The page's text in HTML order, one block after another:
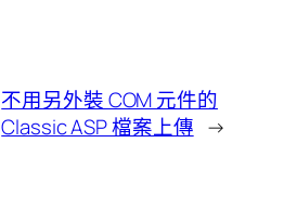
不用另外裝 COM 元件的
Classic ASP 檔案上傳 →